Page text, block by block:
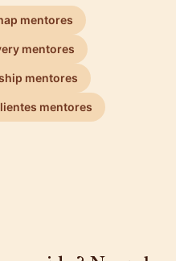
mentores
mentores
mentores
mentores